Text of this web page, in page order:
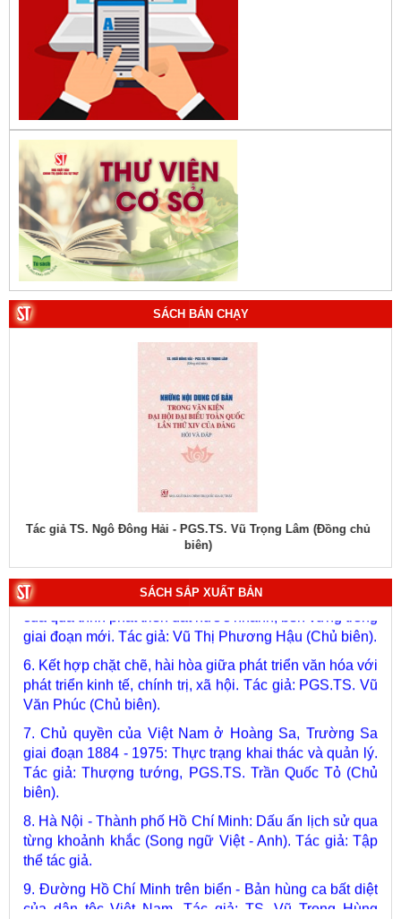
SÁCH BÁN CHẠY
chủ
Tác giả PGS.TS.Phạm Minh Tuấn - TS. Trương Cộng Hòa - TS.
Quách Thị Minh Phượng (Đồng chủ biên)
SÁCH SẮP XUẤT BẢN
1. Bác Hồ ở Pháp. Tác giả: Bảo tàng Hồ Chí Minh.
3. Việt Nam: Từ kỷ nguyên dựng nước đến kỷ nguyên
vươn mình của dân tộc. Tác giả: PGS.TS. Vũ Trọng
4. Phát triển và hoàn thiện hệ thống lý luận của Đảng về
toàn quốc lần thứ XIV. Tác giả: PGS.TS. Tô Huy Rứa
5. Xây dựng, phát triển con người Việt Nam - chủ thể
của quá trình phát triển đất nước nhanh, bền vững trong
giai đoạn mới. Tác giả: Vũ Thị Phương Hậu (Chủ biên).
6. Kết hợp chặt chẽ, hài hòa giữa phát triển văn hóa với
phát triển kinh tế, chính trị, xã hội. Tác giả: PGS.TS. Vũ
Văn Phúc (Chủ biên).
7. Chủ quyền của Việt Nam ở Hoàng Sa, Trường Sa
giai đoạn 1884 - 1975: Thực trạng khai thác và quản lý.
Tác giả: Thượng tướng, PGS.TS. Trần Quốc Tỏ (Chủ
biên).
8. Hà Nội - Thành phố Hồ Chí Minh: Dấu ấn lịch sử qua
từng khoảnh khắc (Song ngữ Việt - Anh). Tác giả: Tập
thể tác giả.
9. Đường Hồ Chí Minh trên biển - Bản hùng ca bất diệt
của dân tộc Việt Nam. Tác giả: TS. Vũ Trọng Hùng
(Viện Lịch sử Đảng).